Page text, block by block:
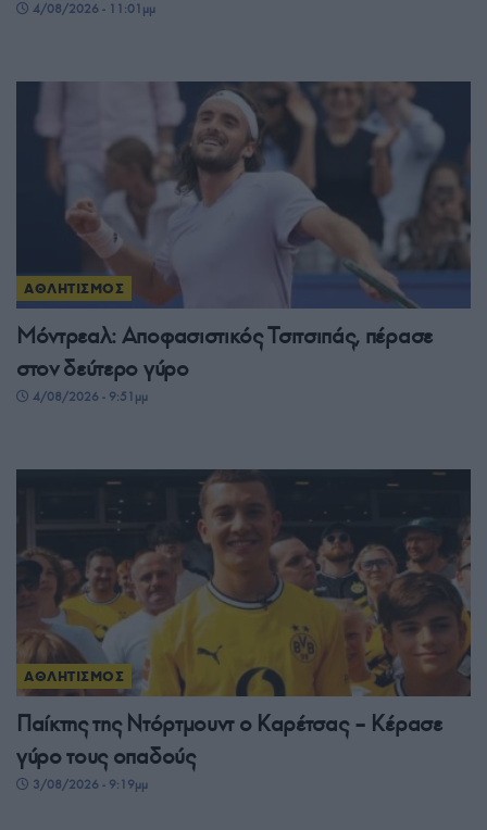
4/08/2026 - 11:01μμ
ΑΘΛΗΤΙΣΜΟΣ
Μόντρεαλ: Αποφασιστικός Τσιτσιπάς, πέρασε
στον δεύτερο γύρο
4/08/2026 - 9:51μμ
ΑΘΛΗΤΙΣΜΟΣ
Παίκτης της Ντόρτμουντ ο Καρέτσας – Κέρασε
γύρο τους οπαδούς
3/08/2026 - 9:19μμ